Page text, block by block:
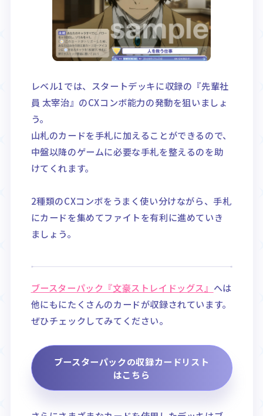
レベル1では、スタートデッキに収録の『先輩社
員 太宰治』のCXコンボ能力の発動を狙いましょ
う。
山札のカードを手札に加えることができるので、
中盤以降のゲームに必要な手札を整えるのを助
けてくれます。
2種類のCXコンボをうまく使い分けながら、手札
にカードを集めてファイトを有利に進めていき
ましょう。
ブースターパック『文豪ストレイドッグス』 へは
他にもにたくさんのカードが収録されています。
ぜひチェックしてみてください。
ブースターパックの収録カードリスト
はこちら